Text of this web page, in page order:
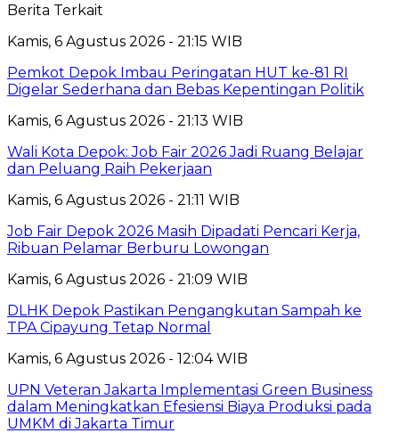
Berita Terkait
Kamis, 6 Agustus 2026 - 21:15 WIB
Pemkot Depok Imbau Peringatan HUT ke-81 RI
Digelar Sederhana dan Bebas Kepentingan Politik
Kamis, 6 Agustus 2026 - 21:13 WIB
Wali Kota Depok: Job Fair 2026 Jadi Ruang Belajar
dan Peluang Raih Pekerjaan
Kamis, 6 Agustus 2026 - 21:11 WIB
Job Fair Depok 2026 Masih Dipadati Pencari Kerja,
Ribuan Pelamar Berburu Lowongan
Kamis, 6 Agustus 2026 - 21:09 WIB
DLHK Depok Pastikan Pengangkutan Sampah ke
TPA Cipayung Tetap Normal
Kamis, 6 Agustus 2026 - 12:04 WIB
UPN Veteran Jakarta Implementasi Green Business
dalam Meningkatkan Efesiensi Biaya Produksi pada
UMKM di Jakarta Timur